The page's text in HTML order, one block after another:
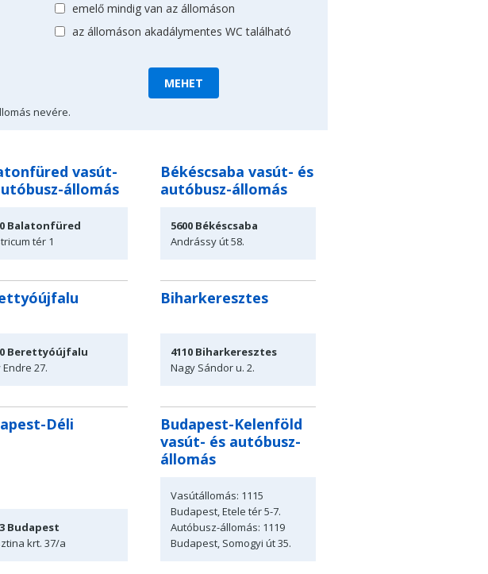
emelő mindig van az állomáson
az állomáson akadálymentes WC található
nevére.
vasút-
állomás
Balatonfüred
tér 1
Békéscsaba vasút- és
autóbusz-állomás
5600 Békéscsaba
Andrássy út58.
Berettyóújfalu
Endre 27.
Biharkeresztes
4110 Biharkeresztes
Nagy Sándor u. 2.
Déli
Budapest
krt. 37/a
Budapest-Kelenföld
vasút- és autóbusz-
állomás
Vasútállomás: 1115
Budapest, Etele tér 5-7.
Autóbusz-állomás: 1119
Budapest, Somogyi út 35.